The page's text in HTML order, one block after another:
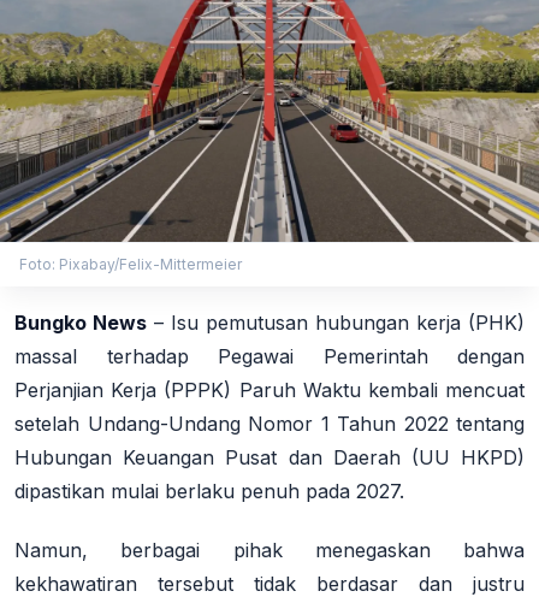
Foto: Pixabay/Felix-Mittermeier
Bungko News – Isu pemutusan hubungan kerja (PHK)
massal terhadap Pegawai Pemerintah dengan
Perjanjian Kerja (PPPK) Paruh Waktu kembali mencuat
setelah Undang-Undang Nomor 1 Tahun 2022 tentang
Hubungan Keuangan Pusat dan Daerah (UU HKPD)
dipastikan mulai berlaku penuh pada 2027.
Namun, berbagai pihak menegaskan bahwa
kekhawatiran tersebut tidak berdasar dan justru